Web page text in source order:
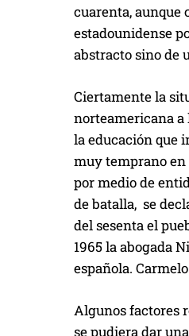
cuarenta, aunque
estadounidense
abstracto sino de
Ciertamente la
norteamericana a
la educación que
muy temprano en
por medio de
de batalla, se
del sesenta el
1965 la abogada
española.
Algunos factores
se pudiera dar